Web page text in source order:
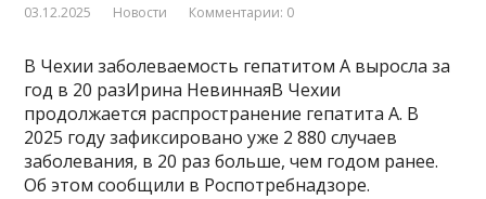
03.12.2025 Новости Комментарии: 0
В Чехии заболеваемость гепатитом А выросла за
год в 20 разИрина НевиннаяВ Чехии
продолжается распространение гепатита А. В
2025 году зафиксировано уже 2 880 случаев
заболевания, в 20 раз больше, чем годом ранее.
Об этом сообщили в Роспотребнадзоре.